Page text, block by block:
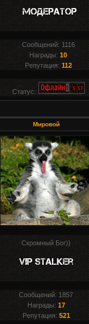
Сообщений: 1116
Награды:10
Репутация: 112
Статус:
Мировой
Скромный Бог))
Сообщений: 1857
Награды: 17
Репутация: 521